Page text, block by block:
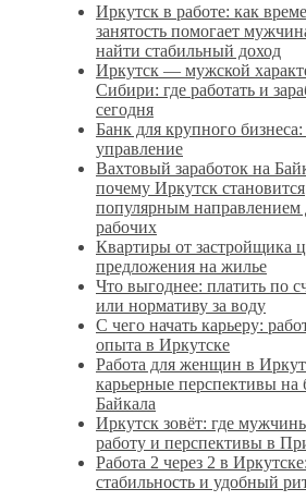
Иркутск в работе: как
занятость помогает
найти стабильный доход
Иркутск — мужской
Сибири: где работать и
сегодня
Банк для крупного
управление
Вахтовый заработок на
почему Иркутск становится
популярным направлением
рабочих
Квартиры от застройщика
предложения на жилье
Что выгоднее: платить по
или нормативу за воду
С чего начать карьеру:
опыта в Иркутске
Работа для женщин в
карьерные перспективы на
Байкала
Иркутск зовёт: где
работу и перспективы в
Работа 2 через 2 в Иркутске:
стабильность и удобный